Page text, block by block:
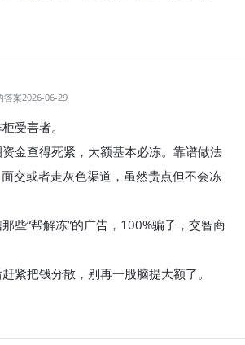
答案2026-06-29
受害者。
金查得死紧，大额基本必冻。靠谱做法
交或者走灰色渠道，虽然贵点但不会冻
些“帮解冻”的广告，100%骗子，交智商
紧把钱分散，别再一股脑提大额了。